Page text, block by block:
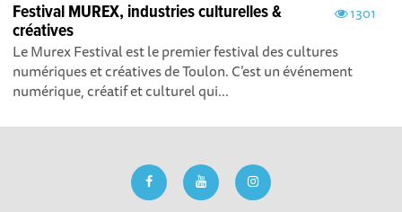
1301
Festival MUREX, industries culturelles &
créatives
Le Murex Festival est le premier festival des cultures
numériques et créatives de Toulon. C’est un événement
numérique, créatif et culturel qui...